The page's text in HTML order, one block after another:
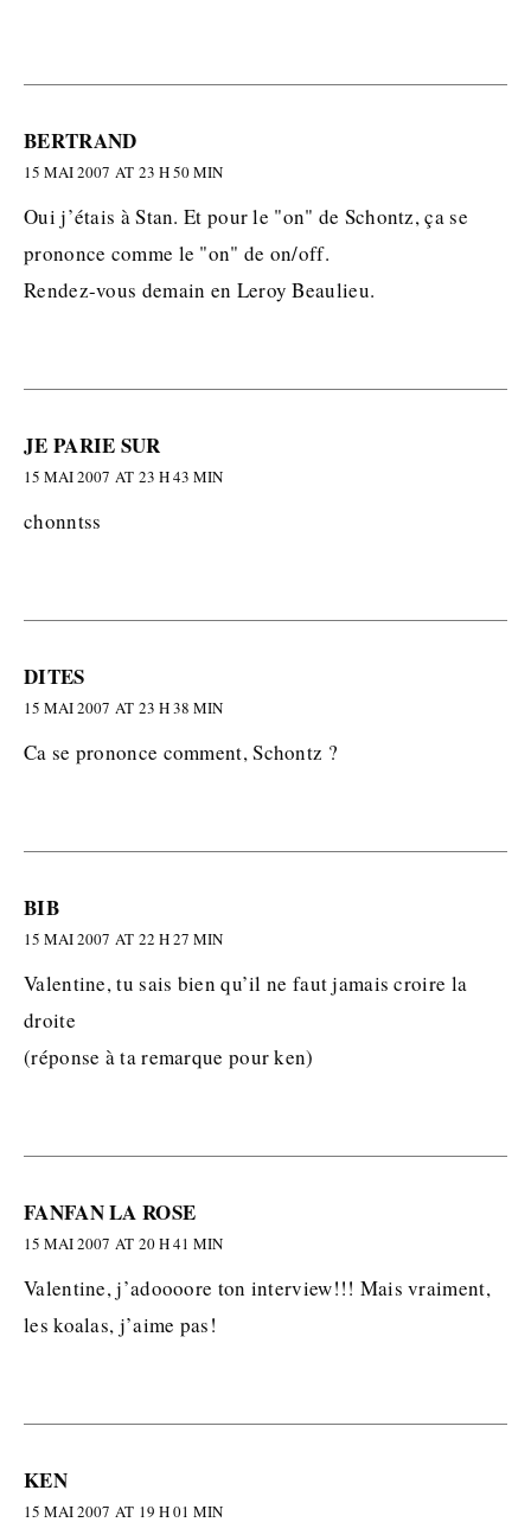
BERTRAND
15 MAI 2007 AT 23 H 50 MIN
Oui j’étais à Stan. Et pour le "on" de Schontz, ça se
prononce comme le "on" de on/off.
Rendez-vous demain en Leroy Beaulieu.
JE PARIE SUR
15 MAI 2007 AT 23 H 43 MIN
chonntss
DITES
15 MAI 2007 AT 23 H 38 MIN
Ca se prononce comment, Schontz ?
BIB
15 MAI 2007 AT 22 H 27 MIN
Valentine, tu sais bien qu’il ne faut jamais croire la
droite
(réponse à ta remarque pour ken)
FANFAN LA ROSE
15 MAI 2007 AT 20 H 41 MIN
Valentine, j’adoooore ton interview!!! Mais vraiment,
les koalas, j’aime pas!
KEN
15 MAI 2007 AT 19 H 01 MIN